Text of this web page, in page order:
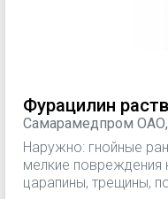
Фурацилин
Самарамедпром ОАО,
Россия; ОАО
Россия
Наружно: гнойные
мелкие повреждения
царапины, трещины,